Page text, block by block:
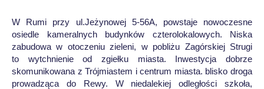
W Rumi przy ul.Jeżynowej 5-56A, powstaje nowoczesne
osiedle kameralnych budynków czterolokalowych. Niska
zabudowa w otoczeniu zieleni, w pobliżu Zagórskiej Strugi
to wytchnienie od zgiełku miasta. Inwestycja dobrze
skomunikowana z Trójmiastem i centrum miasta. blisko droga
prowadząca do Rewy. W niedalekiej odległości szkoła,